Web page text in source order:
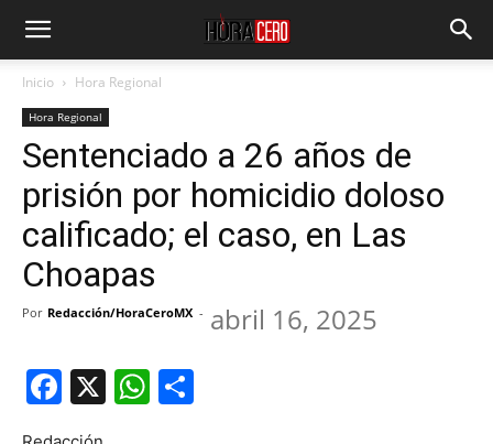
Inicio Hora Regional
Hora Regional
Sentenciado a 26 años de
prisión por homicidio doloso
calificado; el caso, en Las
Choapas
Por Redacción/HoraCeroMX - abril 16, 2025
Facebook
X WhatsApp